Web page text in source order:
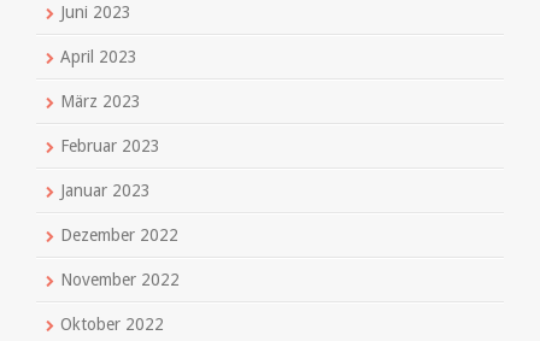
Juni 2023
April 2023
März 2023
Februar 2023
Januar 2023
Dezember 2022
November 2022
Oktober 2022